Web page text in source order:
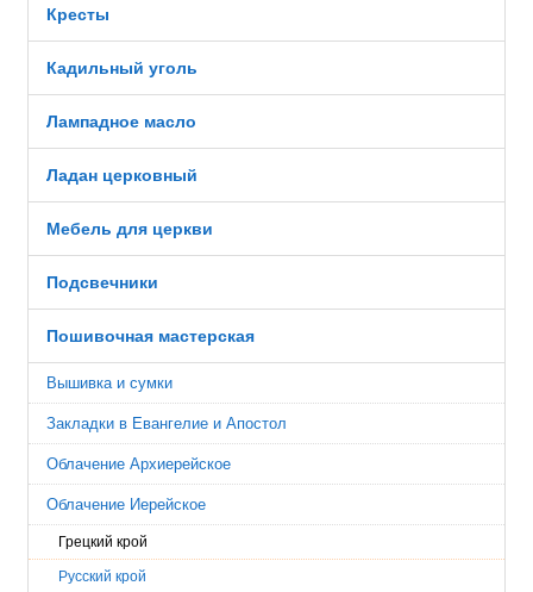
Кресты
Кадильный уголь
Лампадное масло
Ладан церковный
Мебель для церкви
Подсвечники
Пошивочная мастерская
Вышивка и сумки
Закладки в Евангелие и Апостол
Облачение Архиерейское
Облачение Иерейское
Грецкий крой
Русский крой